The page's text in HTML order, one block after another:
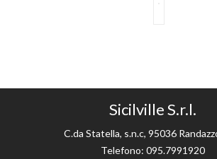
Sicilville S.r.l.
C.da Statella, s.n.c, 95036
Telefono: 095.7991920